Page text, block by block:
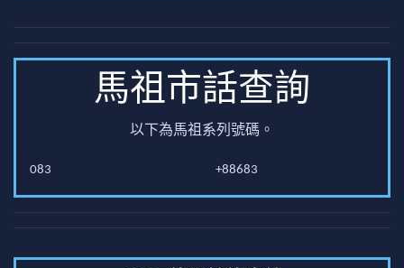
馬祖市話查詢
以下為馬祖系列號碼。
083 +88683